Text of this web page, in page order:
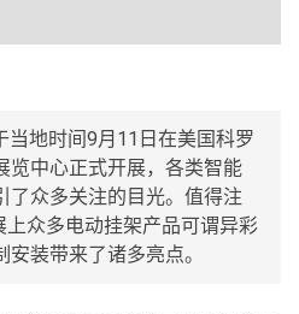
当地时间9月11日在美国科罗
览中心正式开展，各类智能
了众多关注的目光。值得注
上众多电动挂架产品可谓异彩
装带来了诸多亮点。